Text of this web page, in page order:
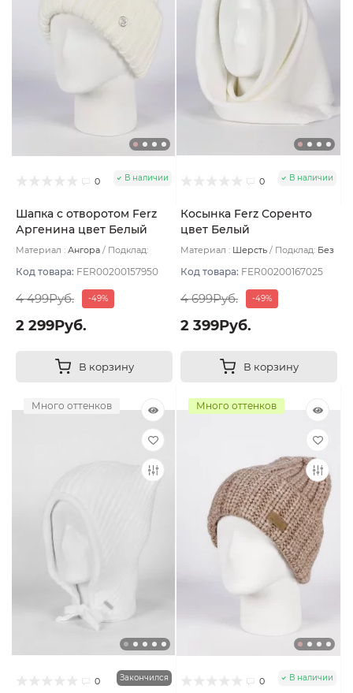
0 В наличии
Шапка с отворотом Ferz
Аргенина цвет Белый
Материал : Ангора
Подклад:
Код товара: FER00200157950
4 499Руб. -49%
2 299Руб.
В корзину
0 В наличии
Косынка Ferz Соренто
цвет Белый
Материал : Шерсть Подклад: Без
Код товара: FER00200167025
4 699Руб. -49%
2 399Руб.
В корзину
Много оттенков
0 Закончился
Много оттенков
0 В наличии